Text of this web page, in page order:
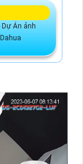
Án ảnh